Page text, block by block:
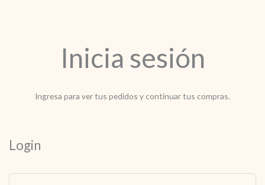
Inicia sesión
Ingresa para ver tus pedidos y continuar tus compras.
Login